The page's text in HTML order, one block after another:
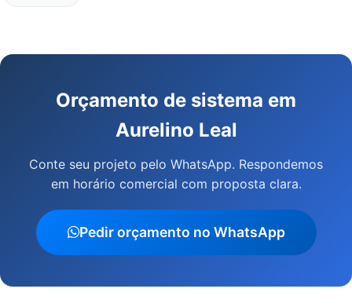
Orçamento de sistema em
Aurelino Leal
Conte seu projeto pelo WhatsApp. Respondemos
em horário comercial com proposta clara.
Pedir orçamento no WhatsApp